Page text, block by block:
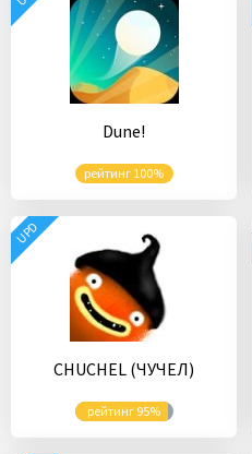
Dune!
рейтинг 100%
CHUCHEL (ЧУЧЕЛ)
рейтинг 95%
UPD